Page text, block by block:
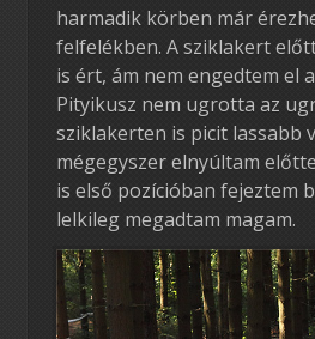
harmadik körben már
felfelékben. A sziklakert
is ért, ám nem engedtem el
Pityikusz nem ugrotta az
sziklakerten is picit lassabb
mégegyszer elnyúltam
is első pozícióban fejeztem
lelkileg megadtam magam.